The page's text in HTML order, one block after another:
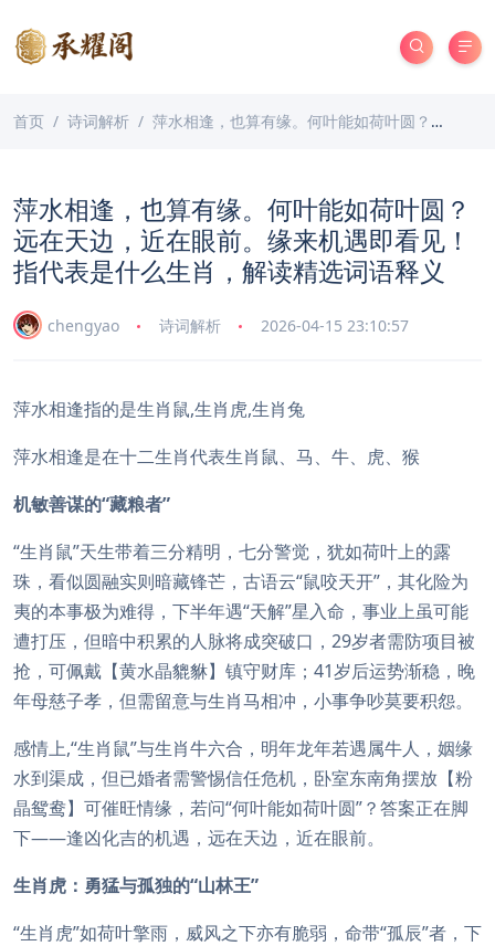
首页 诗词解析 萍水相逢，也算有缘。何叶能如荷叶圆？远在天边，近在眼前。缘来机遇即看见！指代表是什么生肖，解读精选词语释义
萍水相逢，也算有缘。何叶能如荷叶圆？
远在天边，近在眼前。缘来机遇即看见！
指代表是什么生肖，解读精选词语释义
chengyao 诗词解析 2026-04-15 23:10:57
萍水相逢指的是生肖鼠,生肖虎,生肖兔
萍水相逢是在十二生肖代表生肖鼠、马、牛、虎、猴
机敏善谋的“藏粮者”
“生肖鼠”天生带着三分精明，七分警觉，犹如荷叶上的露
珠，看似圆融实则暗藏锋芒，古语云“鼠咬天开”，其化险为
夷的本事极为难得，下半年遇“天解”星入命，事业上虽可能
遭打压，但暗中积累的人脉将成突破口，29岁者需防项目被
抢，可佩戴【黄水晶貔貅】镇守财库；41岁后运势渐稳，晚
年母慈子孝，但需留意与生肖马相冲，小事争吵莫要积怨。
感情上,“生肖鼠”与生肖牛六合，明年龙年若遇属牛人，姻缘
水到渠成，但已婚者需警惕信任危机，卧室东南角摆放【粉
晶鸳鸯】可催旺情缘，若问“何叶能如荷叶圆”？答案正在脚
下——逢凶化吉的机遇，远在天边，近在眼前。
生肖虎：勇猛与孤独的“山林王”
“生肖虎”如荷叶擎雨，威风之下亦有脆弱，命带“孤辰”者，下